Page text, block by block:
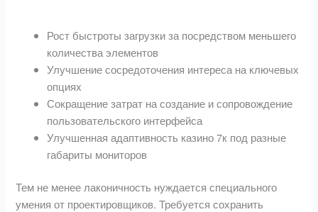
Рост быстроты загрузки за посредством меньшего
количества элементов
Улучшение сосредоточения интереса на ключевых
опциях
Сокращение затрат на создание и сопровождение
пользовательского интерфейса
Улучшенная адаптивность казино 7к под разные
габариты мониторов
Тем не менее лаконичность нуждается специального
умения от проектировщиков. Требуется сохранить